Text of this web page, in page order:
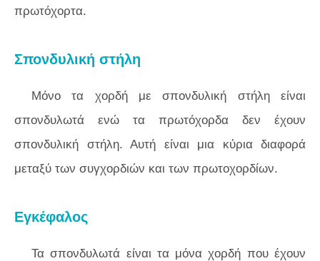
πρωτόχορτα.
Σπονδυλική στήλη
Μόνο τα χορδή με σπονδυλική στήλη είναι
σπονδυλωτά ενώ τα πρωτόχορδα δεν έχουν
σπονδυλική στήλη. Αυτή είναι μια κύρια διαφορά
μεταξύ των συγχορδιών και των πρωτοχορδίων.
Εγκέφαλος
Τα σπονδυλωτά είναι τα μόνα χορδή που έχουν